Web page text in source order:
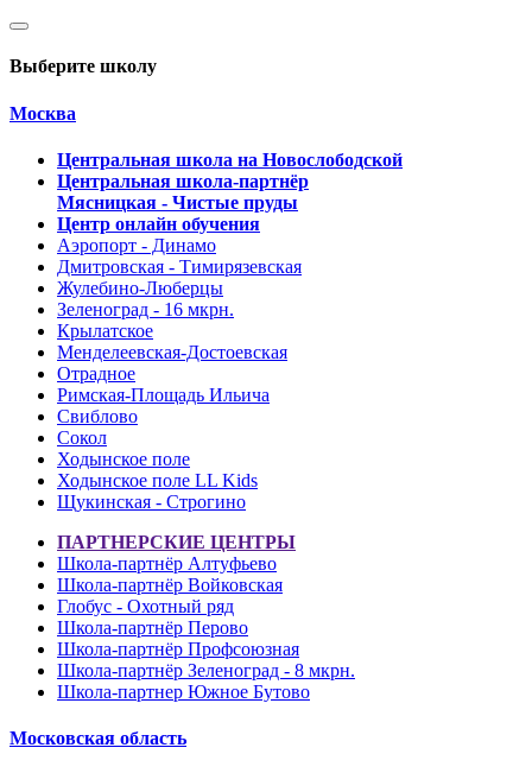
Выберите школу
Москва
Центральная школа на Новослободской
Центральная школа-партнёр
Мясницкая - Чистые пруды
Центр онлайн обучения
Аэропорт - Динамо
Дмитровская - Тимирязевская
Жулебино-Люберцы
Зеленоград - 16 мкрн.
Крылатское
Менделеевская-Достоевская
Отрадное
Римская-Площадь Ильича
Свиблово
Сокол
Ходынское поле
Ходынское поле LL Kids
Щукинская - Строгино
ПАРТНЕРСКИЕ ЦЕНТРЫ
Школа-партнёр Алтуфьево
Школа-партнёр Войковская
Глобус - Охотный ряд
Школа-партнёр Перово
Школа-партнёр Профсоюзная
Школа-партнёр Зеленоград - 8 мкрн.
Школа-партнер Южное Бутово
Московская область